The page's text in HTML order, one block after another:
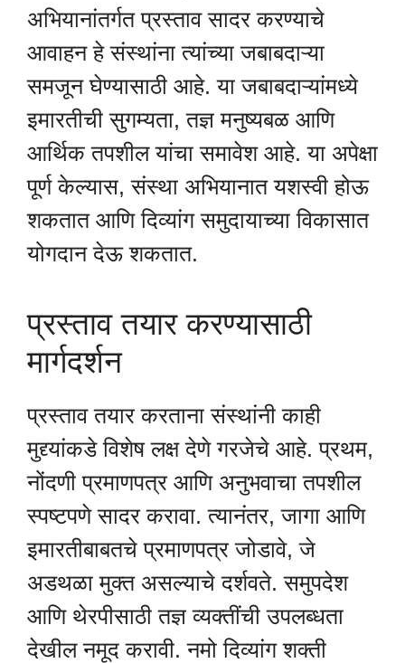
अभियानांतर्गत प्रस्ताव सादर करण्याचे
आवाहन हे संस्थांना त्यांच्या जबाबदाऱ्या
समजून घेण्यासाठी आहे. या जबाबदाऱ्यांमध्ये
इमारतीची सुगम्यता, तज्ञ मनुष्यबळ आणि
आर्थिक तपशील यांचा समावेश आहे. या अपेक्षा
पूर्ण केल्यास, संस्था अभियानात यशस्वी होऊ
शकतात आणि दिव्यांग समुदायाच्या विकासात
योगदान देऊ शकतात.
प्रस्ताव तयार करण्यासाठी
मार्गदर्शन
प्रस्ताव तयार करताना संस्थांनी काही
मुद्द्यांकडे विशेष लक्ष देणे गरजेचे आहे. प्रथम,
नोंदणी प्रमाणपत्र आणि अनुभवाचा तपशील
स्पष्टपणे सादर करावा. त्यानंतर, जागा आणि
इमारतीबाबतचे प्रमाणपत्र जोडावे, जे
अडथळा मुक्त असल्याचे दर्शवते. समुपदेश
आणि थेरपीसाठी तज्ञ व्यक्तींची उपलब्धता
देखील नमूद करावी. नमो दिव्यांग शक्ती